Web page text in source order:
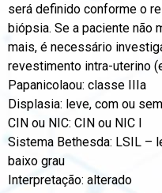
será definido conforme o
biópsia. Se a paciente não
mais, é necessário
revestimento intra-uterino
Papanicolaou: classe IIIa
Displasia: leve, com ou
CIN ou NIC: CIN ou NIC I
Sistema Bethesda: LSIL –
baixo grau
Interpretação: alterado